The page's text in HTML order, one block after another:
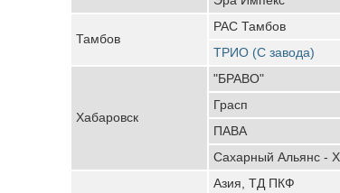
Тамбов
РАС Тамбов
ТРИО (С завода)
Хабаровск
"БРАВО"
Грасп
ПАВА
Сахарный Альянс -
Азия, ТД ПКФ